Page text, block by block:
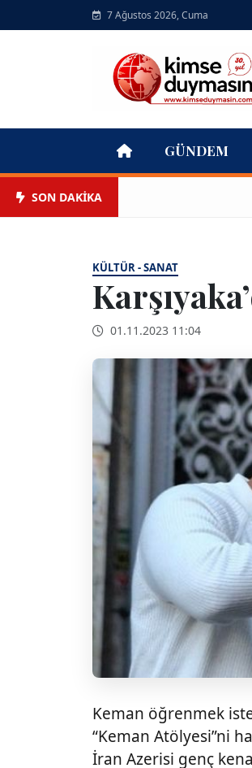
7 Ağustos 2026, Cuma
GÜNDEM
SON DAKİKA
KÜLTÜR - SANAT
01.11.2023 11:04
Keman öğrenmek
“Keman Atölyesi”ni
İran Azerisi genç